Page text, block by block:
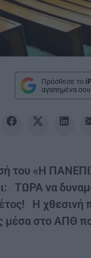
Πρόσθεσε το
αγαπημένα
του «Η
ΤΩΡΑ να
Η χθεσινή
μέσα στο ΑΠΘ